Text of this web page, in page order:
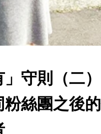
守則（二
絲團之後